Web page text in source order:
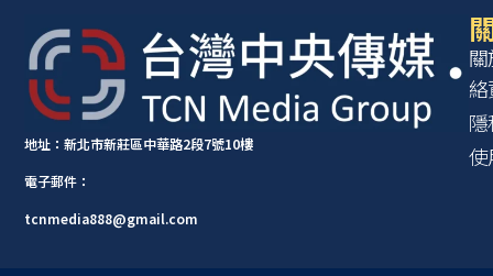
地址：新北市新莊區中華路2段7號10樓
電子郵件：
tcnmedia888@gmail.com